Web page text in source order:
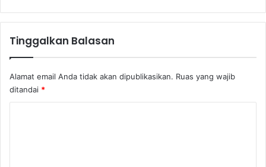
a
K
n
i
n
g
a
p
i
Tinggalkan Balasan
Alamat email Anda tidak akan dipublikasikan. Ruas yang wajib
ditandai *